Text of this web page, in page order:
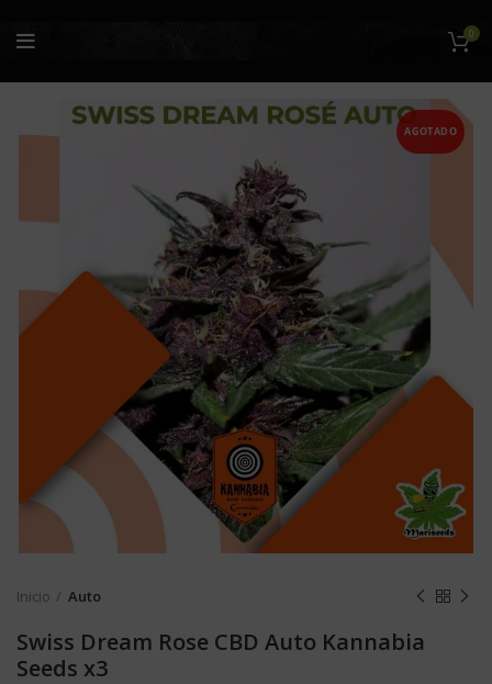
0
AGOTADO
Inicio Auto
Swiss Dream Rose CBD Auto Kannabia
Seeds x3